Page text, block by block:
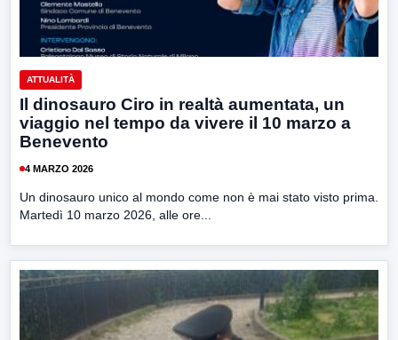
ATTUALITÀ
Il dinosauro Ciro in realtà aumentata, un
viaggio nel tempo da vivere il 10 marzo a
Benevento
4 MARZO 2026
Un dinosauro unico al mondo come non è mai stato visto prima.
Martedì 10 marzo 2026, alle ore...